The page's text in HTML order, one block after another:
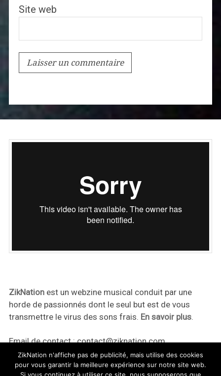
Site web
ZikNationest un webzine musical conduit par une
horde de passionnés dont le seul but est de vous
transmettre le virus des sons frais. En savoir plus.
Email de contact :contact@ziknation.com
ZikNation n'affiche pas de publicité, mais utilise des cookies
pour vous garantir la meilleure expérience sur notre site web.